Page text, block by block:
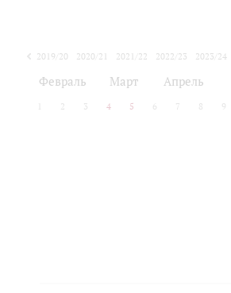
2019/20 2020/21 2021/22 2022/23
2023/24
Февраль Март Апрель
2 3 4 5 6 7 8 9